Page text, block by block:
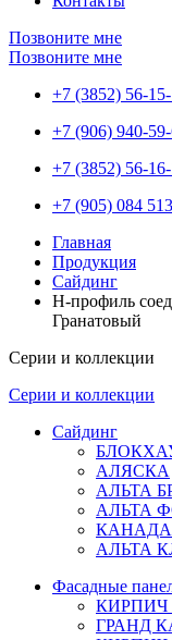
Позвоните мне
Позвоните мне
+7 (3852) 56-
+7 (906) 940-
+7 (3852) 56-
+7 (905) 084
Главная
Продукция
Сайдинг
H-профиль
Гранатовый
Серии и коллекции
Серии и коллекции
Сайдинг
АЛЯСКА
АЛЬТА
АЛЬТА
АЛЬТА
Фасадные
КИРПИЧ
ГРАНД